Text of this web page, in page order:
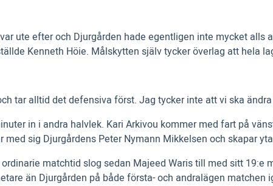
ute efter och Djurgården hade egentligen inte mycket
Kenneth Höie. Målskytten själv tycker överlag att hela
tar alltid det defensiva först. Jag tycker inte att vi ska
in i andra halvlek. Kari Arkivou kommer med fart på
sig Djurgårdens Peter Nymann Mikkelsen och skapar
matchtid slog sedan Majeed Waris till med sitt
än Djurgården på både första- och andralägen matchen